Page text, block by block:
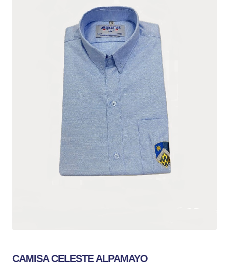
CAMISA CELESTE ALPAMAYO